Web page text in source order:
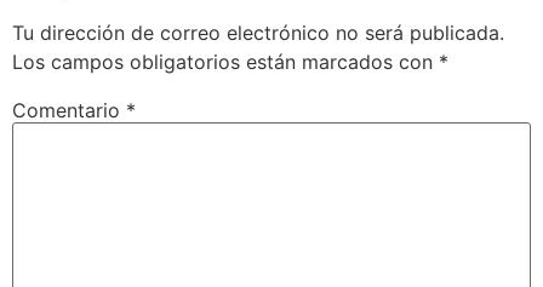
Tu dirección de correo electrónico no será publicada.
Los campos obligatorios están marcados con *
Comentario *